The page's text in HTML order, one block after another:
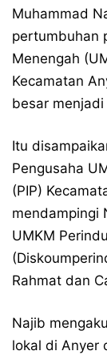
Muhammad
pertumbuhan
Menengah
Kecamatan
besar
Itu
Pengusaha
(PIP)
mendampingi
UMKM
Rahmat dan
Najib
lokal di Anyer